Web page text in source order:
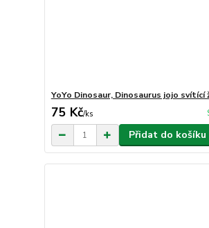
YoYo Dinosaur, Dinosaurus jojo svítící
75 Kč/ks
Přidat do košíku